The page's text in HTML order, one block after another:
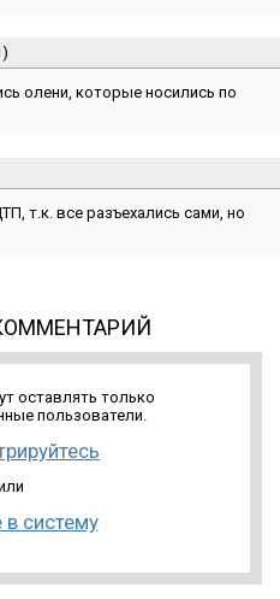
олени, которые носились по
т.к. все разъехались сами, но
оставлять только
пользователи.
в систему